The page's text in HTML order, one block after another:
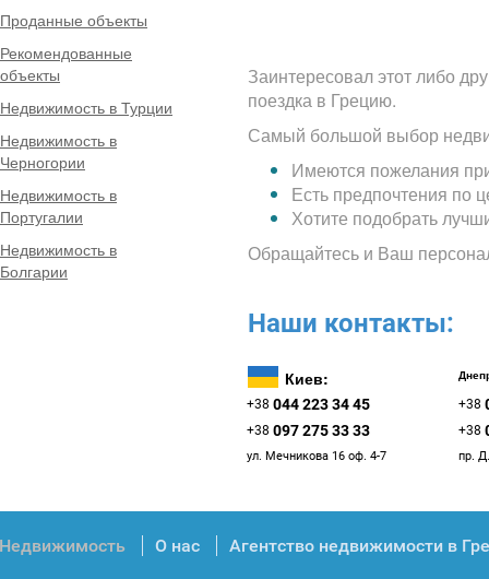
Проданные объекты
Рекомендованные
объекты
Недвижимость в Турции
Недвижимость в
Черногории
Недвижимость в
Португалии
Недвижимость в
Болгарии
Заинтересовал этот либо
поездка в Грецию.
Самый большой выбор
Имеются пожелания
Есть предпочтения по
Хотите подобрать
Обращайтесь и Ваш
Наши контакты:
Киев:
+38 044 223 34 45 +38
+38 097 275 33 33 +38
ул. Мечникова 16 оф. 4-7 пр.
Недвижимость О нас Агентство недвижимости в